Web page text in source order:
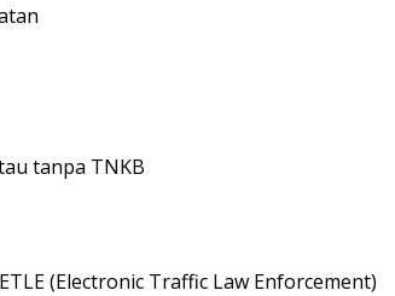
tanpa TNKB
(Electronic Traffic Law Enforcement)